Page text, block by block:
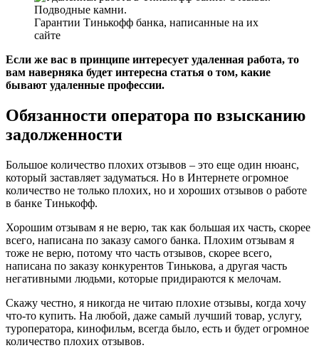
Гарантии Тинькофф банка, написанные на их
сайте
Если же вас в принципе интересует удаленная работа, то
вам наверняка будет интересна статья о том, какие
бывают удаленные профессии.
Обязанности оператора по взысканию
задолженности
Большое количество плохих отзывов – это еще один нюанс,
который заставляет задуматься. Но в Интернете огромное
количество не только плохих, но и хороших отзывов о работе
в банке Тинькофф.
Хорошим отзывам я не верю, так как большая их часть, скорее
всего, написана по заказу самого банка. Плохим отзывам я
тоже не верю, потому что часть отзывов, скорее всего,
написана по заказу конкурентов Тинькова, а другая часть
негативными людьми, которые придираются к мелочам.
Скажу честно, я никогда не читаю плохие отзывы, когда хочу
что-то купить. На любой, даже самый лучший товар, услугу,
туроператора, кинофильм, всегда было, есть и будет огромное
количество плохих отзывов.